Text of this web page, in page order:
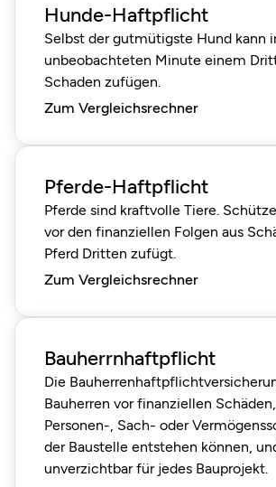
Hunde-Haftpflicht
Selbst der gutmütigste Hund kann
unbeobachteten Minute einem
Schaden zufügen.
Zum Vergleichsrechner
Pferde-Haftpflicht
Pferde sind kraftvolle Tiere.
vor den finanziellen Folgen aus
Pferd Dritten zufügt.
Zum Vergleichsrechner
Bauherrnhaftpflicht
Die
Bauherren vor finanziellen
Personen-, Sach- oder
der Baustelle entstehen können,
unverzichtbar für jedes Bauprojekt.